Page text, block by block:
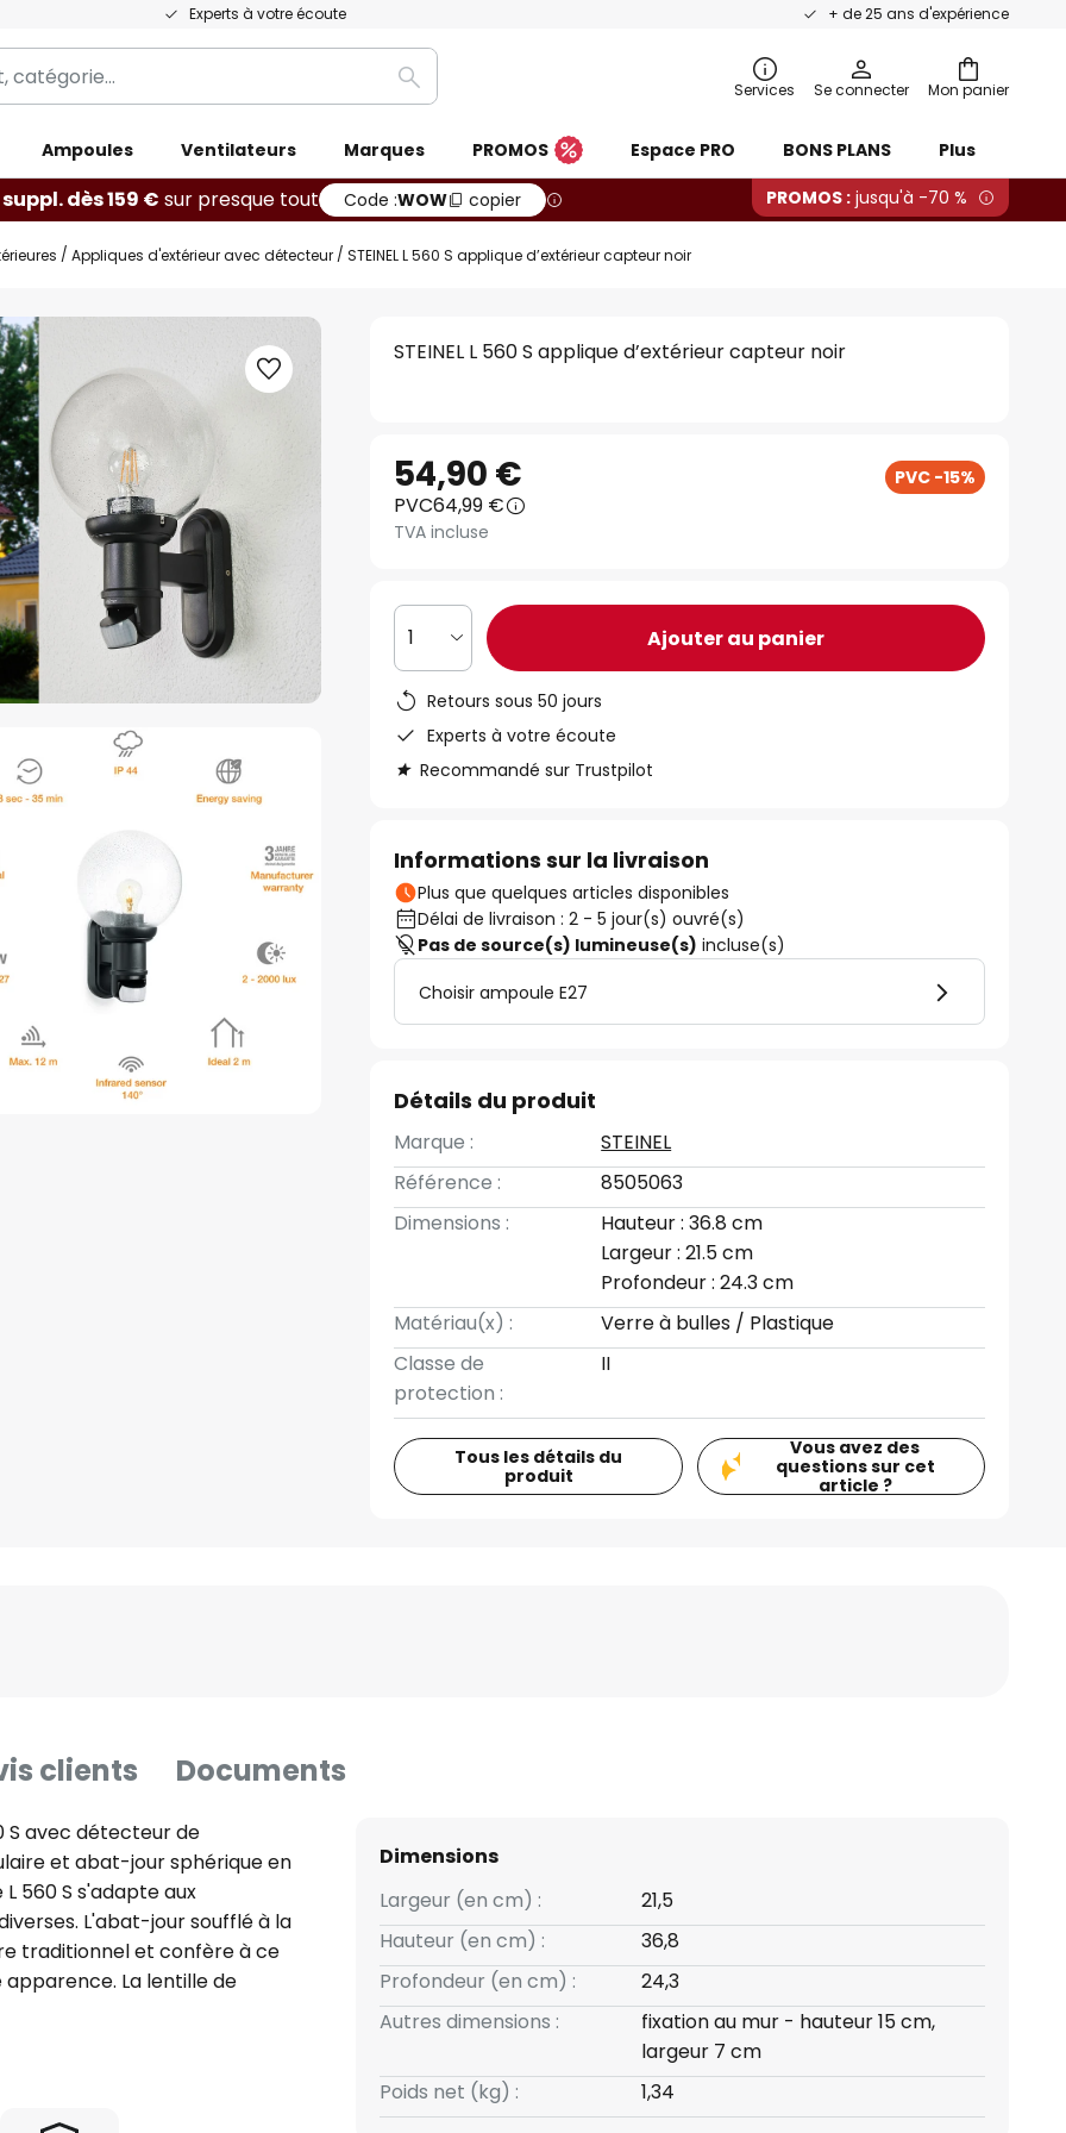
Experts à votre écoute + de 25 ans d'expérience
Mon panier
Rechercher Services Se connecter
Ampoules Ventilateurs Marques PROMOS Espace PRO BONS PLANS Plus
dès 159 € sur presque tout Code :WOW copier PROMOS : jusqu'à -70 %
Appliques d'extérieur avec détecteur STEINEL L 560 S applique d’extérieur capteur noir
STEINEL L 560 S applique d’extérieur capteur noir
54,90 € PVC -15%
PVC64,99 €
TVA incluse
1 Ajouter au panier
Retours sous 50 jours
Experts à votre écoute
Recommandé sur Trustpilot
Informations sur la livraison
Plus que quelques articles disponibles
Délai de livraison : 2 - 5 jour(s) ouvré(s)
Pas de source(s) lumineuse(s) incluse(s)
Choisir ampoule E27
Détails du produit
Marque :
STEINEL
Référence :
8505063
Dimensions :
Hauteur : 36.8 cm
Largeur : 21.5 cm
Profondeur : 24.3 cm
Matériau(x) :
Verre à bulles / Plastique
Classe de
protection :
II
Tous les détails du
produit
Vous avez des
questions sur cet
article ?
clients Documents
S avec détecteur de
et abat-jour sphérique en
560 S s'adapte aux
L'abat-jour soufflé à la
traditionnel et confère à ce
La lentille de
et horizontalement,
recouvrement sont
Dimensions
Largeur (en cm) :
21,5
Hauteur (en cm) :
36,8
Profondeur (en cm) :
24,3
Autres dimensions :
fixation au mur - hauteur 15 cm,
largeur 7 cm
Poids net (kg) :
1,34